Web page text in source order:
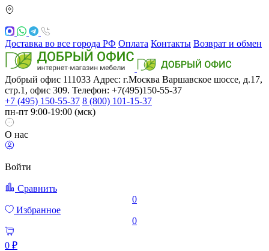
Доставка во все города РФ Оплата Контакты Возврат и обмен
Добрый офис 111033 Адрес: г.Москва Варшавское шоссе, д.17,
стр.1, офис 309. Телефон: +7(495)150-55-37
+7 (495) 150-55-37 8 (800) 101-15-37
пн-пт 9:00-19:00 (мск)
О нас
Войти
Сравнить
0
Избранное
0
0 ₽